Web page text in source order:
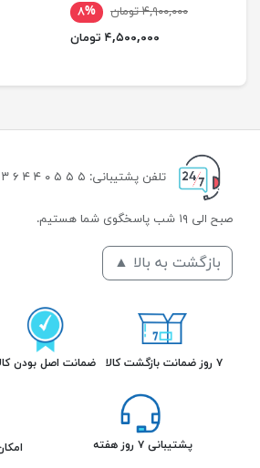
۴,۹۰۰,۰۰۰ تومان
۸%
۴,۵۰۰,۰۰۰ تومان
تلفن پشتیبانی: ۵ ۵ ۵ ۰ ۴ ۴ ۶ ۳ - ۴ ۴ ۰
صبح الی ۱۹ شب پاسخگوی شما هستیم.
بازگشت به بالا ▲
۷ روز ضمانت بازگشت کالا ضمانت اصل بودن
پشتیبانی ۷ روز هفته